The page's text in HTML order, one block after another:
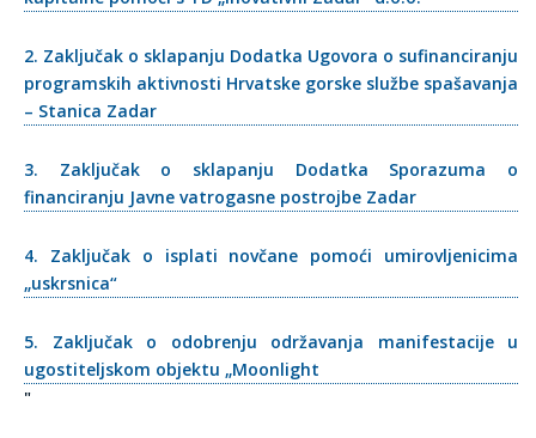
2. Zaključak o sklapanju Dodatka Ugovora o sufinanciranju
programskih aktivnosti Hrvatske gorske službe spašavanja
– Stanica Zadar
3. Zaključak o sklapanju Dodatka Sporazuma o
financiranju Javne vatrogasne postrojbe Zadar
4. Zaključak o isplati novčane pomoći umirovljenicima
„uskrsnica“
5. Zaključak o odobrenju održavanja manifestacije u
ugostiteljskom objektu „Moonlight
"